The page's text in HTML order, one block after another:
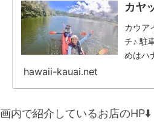
カヤ
カウア
チ♪ 駐
めはハ
hawaii-kauai.net
内で紹介しているお店のHP⬇️